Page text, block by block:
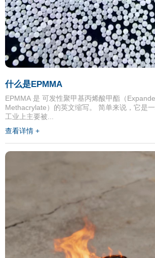
什么是EPMMA
EPMMA 是 可发性聚甲基丙烯酸甲酯（
Methacrylate）的英文缩写。 简单来说，它是
工业上主要被...
查看详情 +